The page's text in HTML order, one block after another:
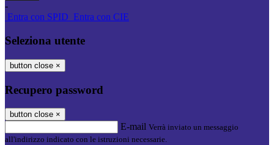
-
Entra con SPID Entra con CIE
Seleziona utente
button close ×
Recupero password
button close ×
E-mail Verrà inviato un messaggio
all'indirizzo indicato con le istruzioni necessarie.